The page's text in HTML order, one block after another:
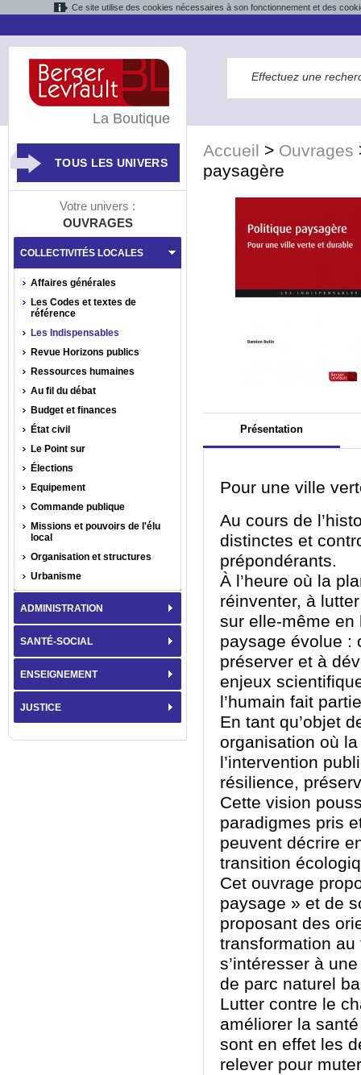
Ce site utilise des cookies nécessaires à son fonctionnement et des
Accueil > Ouvrages
paysagère
Présentation
Pour une ville
Au cours de
distinctes et
prépondérants.
À l’heure où la
réinventer, à
sur elle-même
paysage évolue :
préserver et à
enjeux
l’humain fait
En tant qu’objet
organisation où
l’intervention
résilience,
Cette vision
paradigmes pris
peuvent décrire
transition
Cet ouvrage
paysage » et de
proposant des
transformation au
s’intéresser à
de parc naturel
Lutter contre le
améliorer la
sont en effet les
relever pour
La Boutique
TOUS LES UNIVERS
Votre univers :
OUVRAGES
COLLECTIVITÉS LOCALES
Affaires générales
Les Codes et textes de
référence
Les Indispensables
Revue Horizons publics
Ressources humaines
Au fil du débat
Budget et finances
État civil
Le Point sur
Élections
Equipement
Commande publique
Missions et pouvoirs de l'élu
local
Organisation et structures
Urbanisme
ADMINISTRATION
SANTÉ-SOCIAL
ENSEIGNEMENT
JUSTICE